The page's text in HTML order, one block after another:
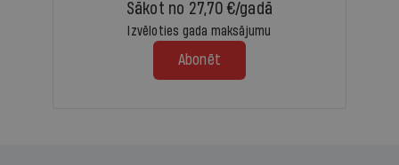
Sākot no 27,70 €/gadā
Izvēloties gada maksājumu
Abonēt